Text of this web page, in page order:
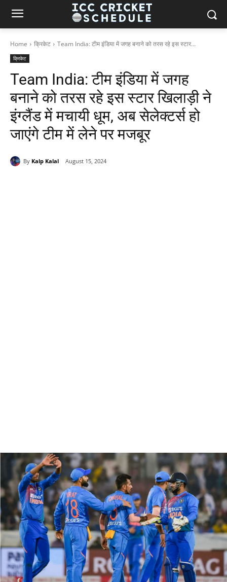
Home क्रिकेट Team India: टीम इंडिया में जगह बनाने को तरस रहे इस स्टार...
क्रिकेट
Team India: टीम इंडिया में जगह
बनाने को तरस रहे इस स्टार खिलाड़ी ने
इंग्लैंड में मचायी धूम, अब सेलेक्टर्स हो
जाएंगे टीम में लेने पर मजबूर
By Kalp Kalal August 15, 2024